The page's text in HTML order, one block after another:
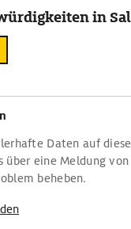
in
Daten auf
über eine Meldung
beheben.